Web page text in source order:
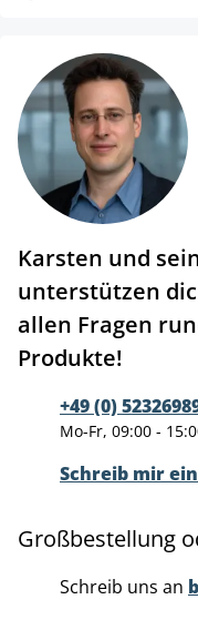
Karsten und
unterstützen
allen Fragen
Produkte!
+49 (0)
Mo-Fr, 09:00 -
Schreib mir
Großbestellung
Schreib uns an